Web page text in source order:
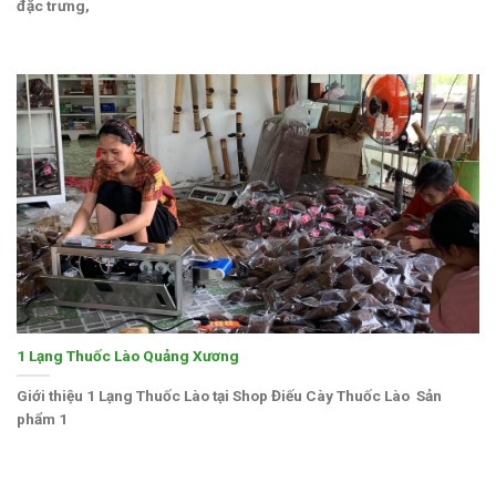
đặc trưng,
1 Lạng Thuốc Lào Quảng Xương
Giới thiệu 1 Lạng Thuốc Lào tại Shop Điếu Cày Thuốc Lào Sản
phẩm 1